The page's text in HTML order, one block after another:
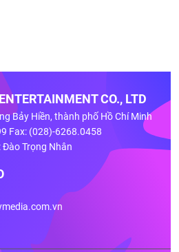
CO., LTD
Bảy Hiền, thành phố Hồ Chí Minh
Fax: (028)-6268.0458
Trọng Nhân